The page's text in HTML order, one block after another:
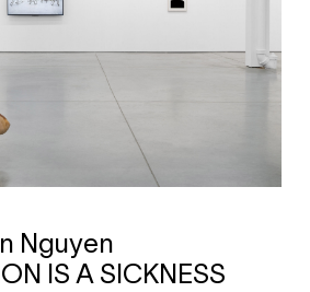
Nguyen
IS A SICKNESS